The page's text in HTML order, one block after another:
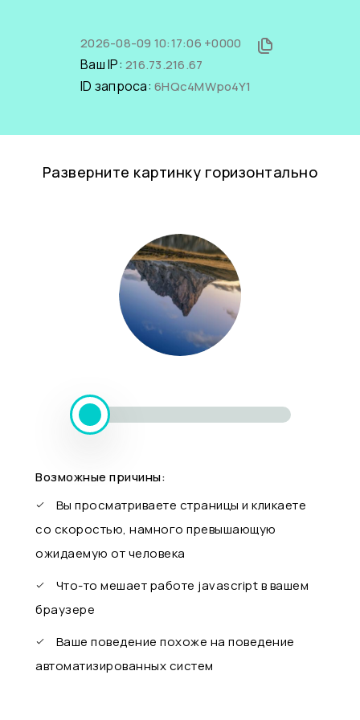
2026-08-09 10:17:06 +0000
Ваш IP: 216.73.216.67
ID запроса: 6HQc4MWpo4Y1
Разверните картинку горизонтально
Возможные причины:
Вы просматриваете страницы и кликаете
со скоростью, намного превышающую
ожидаемую от человека
Что-то мешает работе javascript в вашем
браузере
Ваше поведение похоже на поведение
автоматизированных систем